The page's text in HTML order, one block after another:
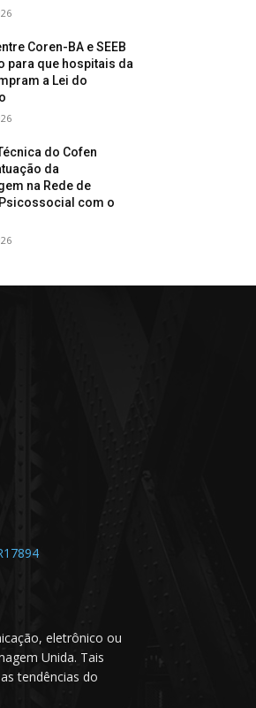
Coren-BA e SEEB
para que hospitais da
a Lei do
do Cofen
da
na Rede de
com o
eletrônico ou
Unida. Tais
tendências do